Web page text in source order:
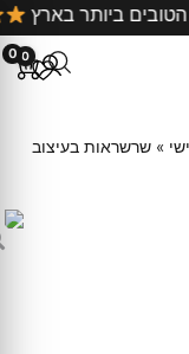
הטובים ביותר בארץ
0 0
» שרשראות בעיצוב